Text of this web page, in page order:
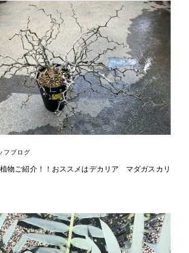
フブログ
物ご紹介！！おススメはデカリア マダガスカリ